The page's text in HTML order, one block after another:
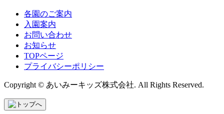
各園のご案内
入園案内
お問い合わせ
お知らせ
TOPページ
プライバシーポリシー
Copyright © あいみーキッズ株式会社. All Rights Reserved.